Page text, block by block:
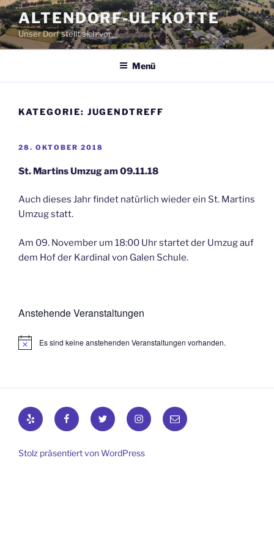
Zum
Inhalt
springen
ALTENDORF-ULFKOTTE
Unser Dorf stellt sich vor
Menü
KATEGORIE: JUGENDTREFF
VERÖFFENTLICHT
28. OKTOBER 2018
St. Martins Umzug am 09.11.18
Auch dieses Jahr findet natürlich wieder ein St. Martins
Umzug statt.
Am 09. November um 18:00 Uhr startet der Umzug auf
dem Hof der Kardinal von Galen Schule.
Anstehende Veranstaltungen
H
e
Es sind keine anstehenden Veranstaltungen vorhanden.
Yelp FacebookTwitter Instagram
E-
Mail
Stolz präsentiert von WordPress